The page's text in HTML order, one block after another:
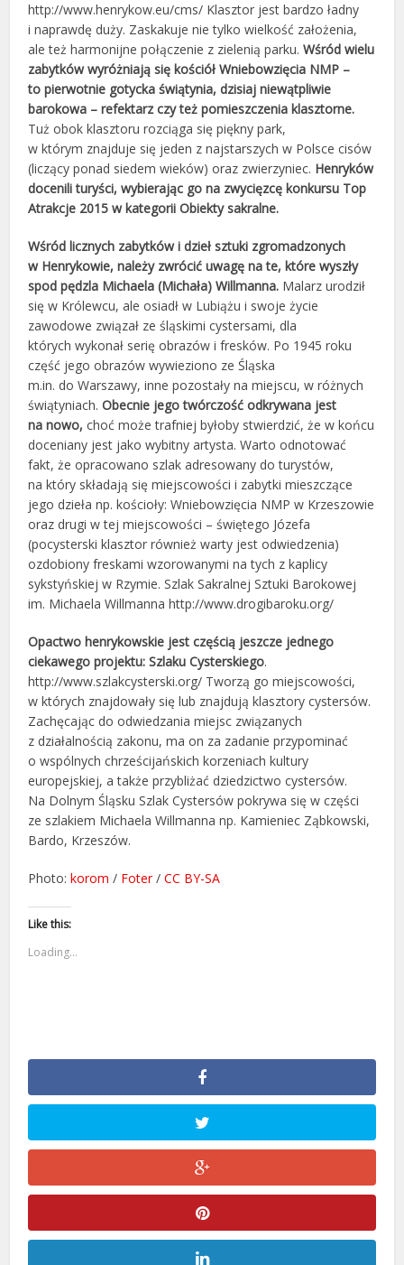
http://www.henrykow.eu/cms/ Klasztor jest bardzo ładny
i naprawdę duży. Zaskakuje nie tylko wielkość założenia,
ale też harmonijne połączenie z zielenią parku.Wśród wielu
zabytków wyróżniają się kościół Wniebowzięcia NMP –
to pierwotnie gotycka świątynia, dzisiaj niewątpliwie
barokowa – refektarz czy też pomieszczenia klasztorne.
Tuż obok klasztoru rozciąga się piękny park,
w którym znajduje się jeden z najstarszych w Polsce cisów
(liczący ponad siedem wieków) oraz zwierzyniec. Henryków
docenili turyści, wybierając go na zwycięzcę konkursu Top
Atrakcje 2015 w kategorii Obiekty sakralne.
Wśród licznych zabytków i dzieł sztuki zgromadzonych
w Henrykowie, należy zwrócić uwagę na te, które wyszły
spod pędzla Michaela (Michała) Willmanna. Malarz urodził
się w Królewcu, ale osiadł w Lubiążu i swoje życie
zawodowe związał ze śląskimi cystersami, dla
których wykonał serię obrazów i fresków. Po 1945 roku
część jego obrazów wywieziono ze Śląska
m.in. do Warszawy, inne pozostały na miejscu, w różnych
świątyniach. Obecnie jego twórczość odkrywana jest
na nowo, choć może trafniej byłoby stwierdzić, że w końcu
doceniany jest jako wybitny artysta. Warto odnotować
fakt, że opracowano szlak adresowany do turystów,
na który składają się miejscowości i zabytki mieszczące
jego dzieła np. kościoły: Wniebowzięcia NMP w Krzeszowie
oraz drugi w tej miejscowości – świętego Józefa
(pocysterski klasztor również warty jest odwiedzenia)
ozdobiony freskami wzorowanymi na tych z kaplicy
sykstyńskiej w Rzymie. Szlak Sakralnej Sztuki Barokowej
im. Michaela Willmanna http://www.drogibaroku.org/
Opactwo henrykowskie jest częścią jeszcze jednego
ciekawego projektu: Szlaku Cysterskiego.
http://www.szlakcysterski.org/ Tworzą go miejscowości,
w których znajdowały się lub znajdują klasztory cystersów.
Zachęcając do odwiedzania miejsc związanych
z działalnością zakonu, ma on za zadanie przypominać
o wspólnych chrześcijańskich korzeniach kultury
europejskiej, a także przybliżać dziedzictwo cystersów.
Na Dolnym Śląsku Szlak Cystersów pokrywa się w części
ze szlakiem Michaela Willmanna np. Kamieniec Ząbkowski,
Bardo, Krzeszów.
Photo:korom / Foter/CC BY-SA
Like this:
Loading...